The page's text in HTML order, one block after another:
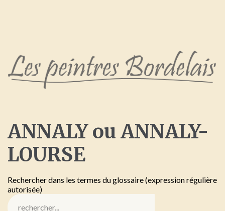
ANNALY ou ANNALY-
LOURSE
Rechercher dans les termes du glossaire (expression régulière
autorisée)